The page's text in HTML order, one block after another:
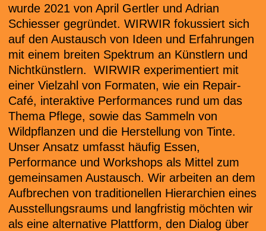
wurde 2021 von April Gertler und Adrian
Schiesser gegründet. WIRWIR fokussiert sich
auf den Austausch von Ideen und Erfahrungen
mit einem breiten Spektrum an Künstlern und
Nichtkünstlern. WIRWIR experimentiert mit
einer Vielzahl von Formaten, wie ein Repair-
Café, interaktive Performances rund um das
Thema Pflege, sowie das Sammeln von
Wildpflanzen und die Herstellung von Tinte.
Unser Ansatz umfasst häufig Essen,
Performance und Workshops als Mittel zum
gemeinsamen Austausch. Wir arbeiten an dem
Aufbrechen von traditionellen Hierarchien eines
Ausstellungsraums und langfristig möchten wir
als eine alternative Plattform, den Dialog über